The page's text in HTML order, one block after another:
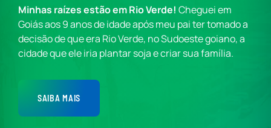
Minhas raízes estão em Rio Verde! Cheguei em
Goiás aos 9 anos de idade após meu pai ter tomado a
decisão de que era Rio Verde, no Sudoeste goiano, a
cidade que ele iria plantar soja e criar sua família.
SAIBA MAIS